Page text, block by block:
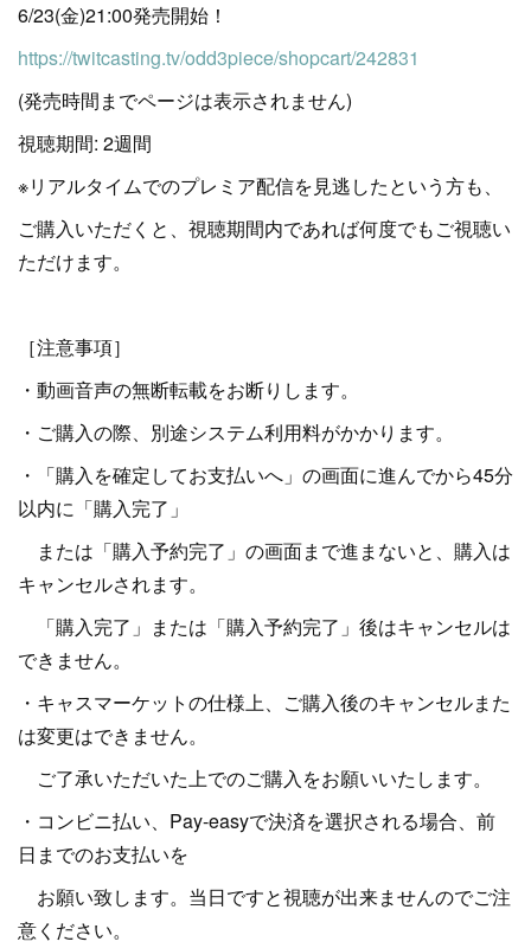
6/23(金)21:00発売開始！
https://twitcasting.tv/odd3piece/shopcart/242831
(発売時間までページは表示されません)
視聴期間: 2週間
※リアルタイムでのプレミア配信を見逃したという方も、
ご購入いただくと、視聴期間内であれば何度でもご視聴い
ただけます。
［注意事項］
・動画音声の無断転載をお断りします。
・ご購入の際、別途システム利用料がかかります。
・「購入を確定してお支払いへ」の画面に進んでから45分
以内に「購入完了」
または「購入予約完了」の画面まで進まないと、購入は
キャンセルされます。
「購入完了」または「購入予約完了」後はキャンセルは
できません。
・キャスマーケットの仕様上、ご購入後のキャンセルまた
は変更はできません。
ご了承いただいた上でのご購入をお願いいたします。
・コンビニ払い、Pay-easyで決済を選択される場合、前
日までのお支払いを
お願い致します。当日ですと視聴が出来ませんのでご注
意ください。